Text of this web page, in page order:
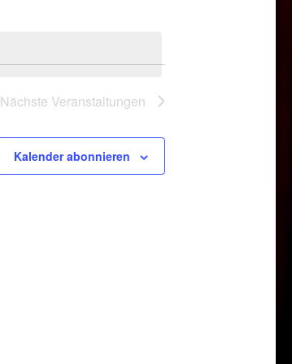
Nächste Veranstaltungen
Kalender abonnieren